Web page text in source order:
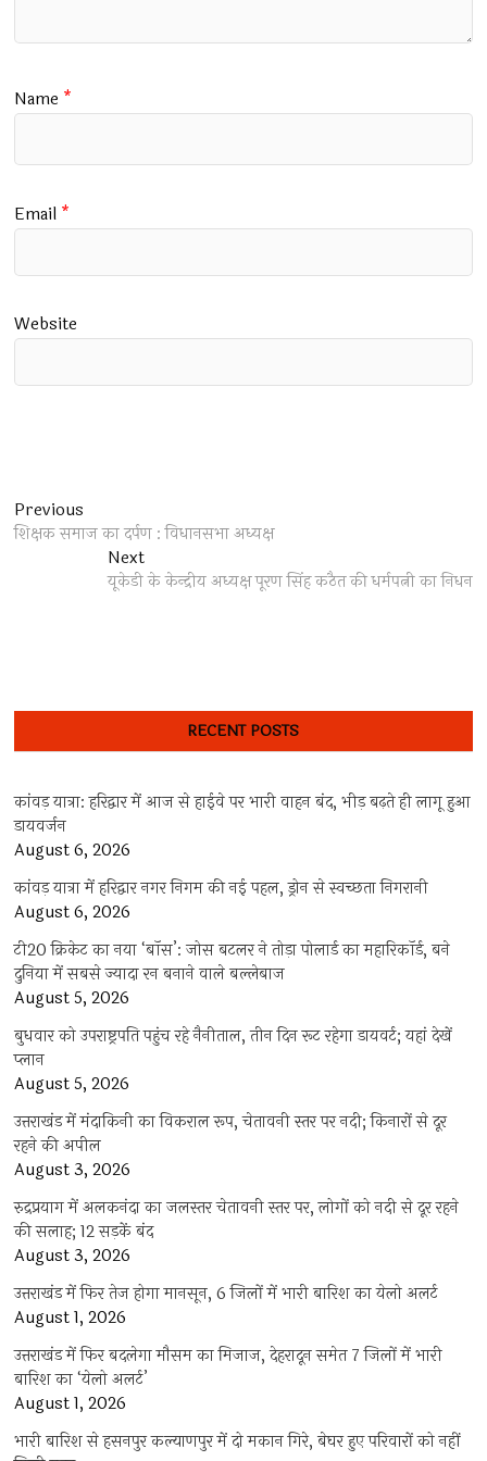
Name *
Email *
Website
Post
navigation
Previous
post:
शिक्षक समाज का दर्पण : विधानसभा अध्यक्ष
NextNext
post:
यूकेडी के केन्द्रीय अध्यक्ष पूरण सिंह कठैत की धर्मपत्नी का निधन
RECENT POSTS
कांवड़ यात्रा: हरिद्वार में आज से हाईवे पर भारी वाहन बंद, भीड़ बढ़ते ही लागू हुआ
डायवर्जन
August 6, 2026
कांवड़ यात्रा में हरिद्वार नगर निगम की नई पहल, ड्रोन से स्वच्छता निगरानी
August 6, 2026
टी20 क्रिकेट का नया ‘बॉस’: जोस बटलर ने तोड़ा पोलार्ड का महारिकॉर्ड, बने
दुनिया में सबसे ज्यादा रन बनाने वाले बल्लेबाज
August 5, 2026
बुधवार को उपराष्ट्रपति पहुंच रहे नैनीताल, तीन दिन रूट रहेगा डायवर्ट; यहां देखें
प्‍लान
August 5, 2026
उत्तराखंड में मंदाकिनी का विकराल रूप, चेतावनी स्तर पर नदी; किनारों से दूर
रहने की अपील
August 3, 2026
रुद्रप्रयाग में अलकनंदा का जलस्तर चेतावनी स्तर पर, लोगों को नदी से दूर रहने
की सलाह; 12 सड़कें बंद
August 3, 2026
उत्तराखंड में फिर तेज होगा मानसून, 6 जिलों में भारी बारिश का येलो अलर्ट
August 1, 2026
उत्तराखंड में फिर बदलेगा मौसम का मिजाज, देहरादून समेत 7 जिलों में भारी
बारिश का ‘येलो अलर्ट’
August 1, 2026
भारी बारिश से हसनपुर कल्याणपुर में दो मकान गिरे, बेघर हुए परिवारों को नहीं